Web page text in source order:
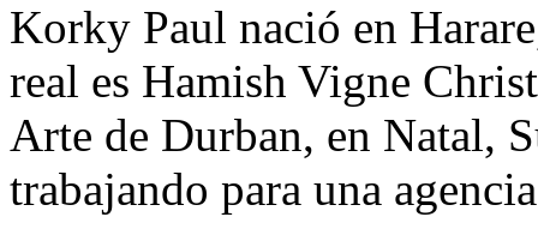
Korky Paul nació en
real es Hamish Vigne
Arte de Durban, en Natal,
trabajando para una